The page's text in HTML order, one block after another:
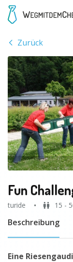
Zurück
Fun
turide 15 -
Beschreibung
Eine